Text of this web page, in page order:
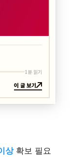
1분 읽기
이 글 보기
상확보 필요